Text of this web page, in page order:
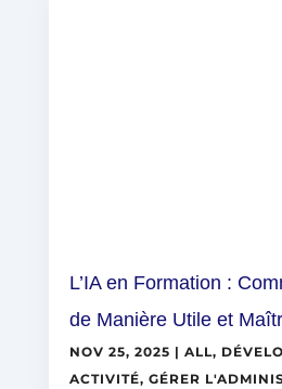
L’IA en Formation :
de Manière Utile et
NOV 25, 2025 | ALL,
ACTIVITÉ, GÉRER